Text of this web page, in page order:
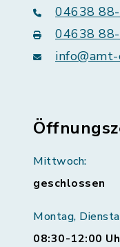
04638
04638
Mittwoch:
geschlossen
Montag,
08:30-12:00